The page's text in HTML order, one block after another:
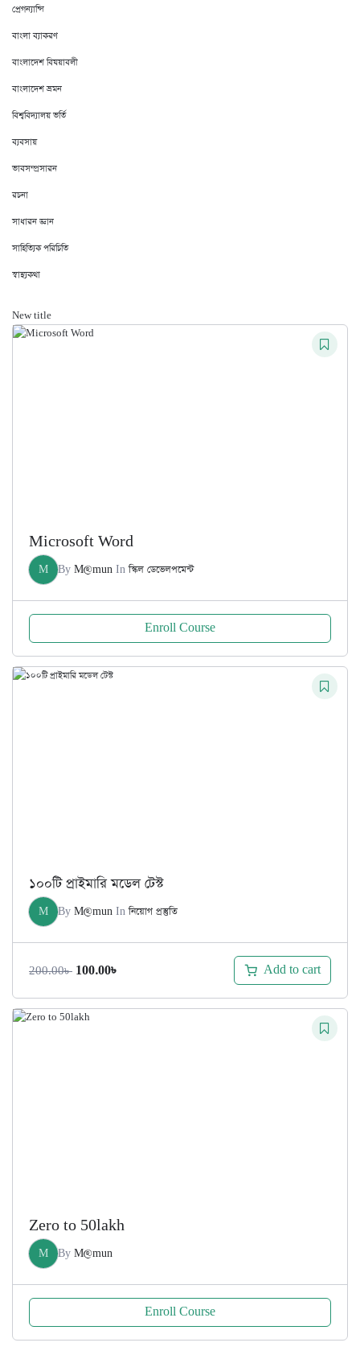
প্রেগন্যান্সি
বাংলা ব্যাকরণ
বাংলাদেশ বিষয়াবলী
বাংলাদেশ ভ্রমন
বিশ্ববিদ্যালয় ভর্তি
ব্যবসায়
ভাবসম্প্রসারন
রচনা
সাধারন জ্ঞান
সাহিত্যিক পরিচিতি
স্বাস্থ্যকথা
New title
Microsoft Word
M By M@mun Inস্কিল ডেভেলপমেন্ট
Enroll Course
১০০টি প্রাইমারি মডেল টেস্ট
M By M@mun Inনিয়োগ প্রস্তুতি
200.00৳ Original
was:
100.00৳
is:
Add to cart
Zero to 50lakh
M By M@mun
Enroll Course